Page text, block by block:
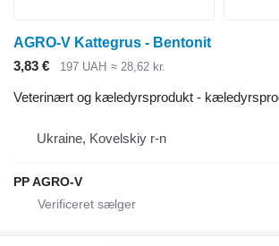
AGRO-V Kattegrus - Bentonit
3,83 €
197 UAH ≈ 28,62 kr.
Veterinært og kæledyrsprodukt -
Ukraine, Kovelskiy r-n
PP AGRO-V